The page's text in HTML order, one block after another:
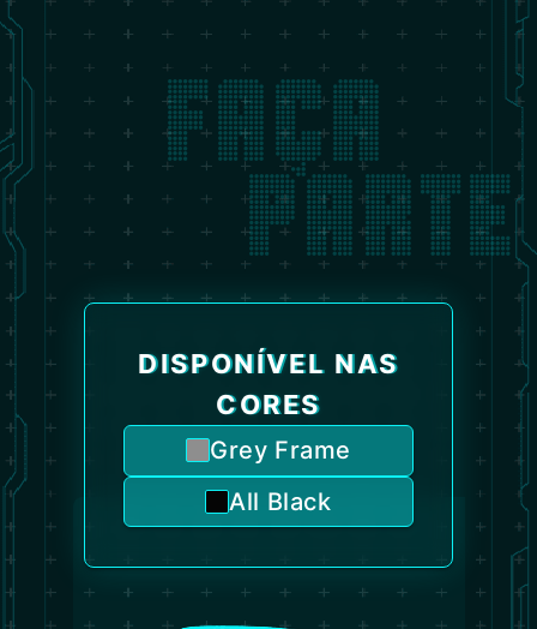
DISPONÍVEL NAS
CORES
Grey Frame
All Black
FAÇA
PARTE